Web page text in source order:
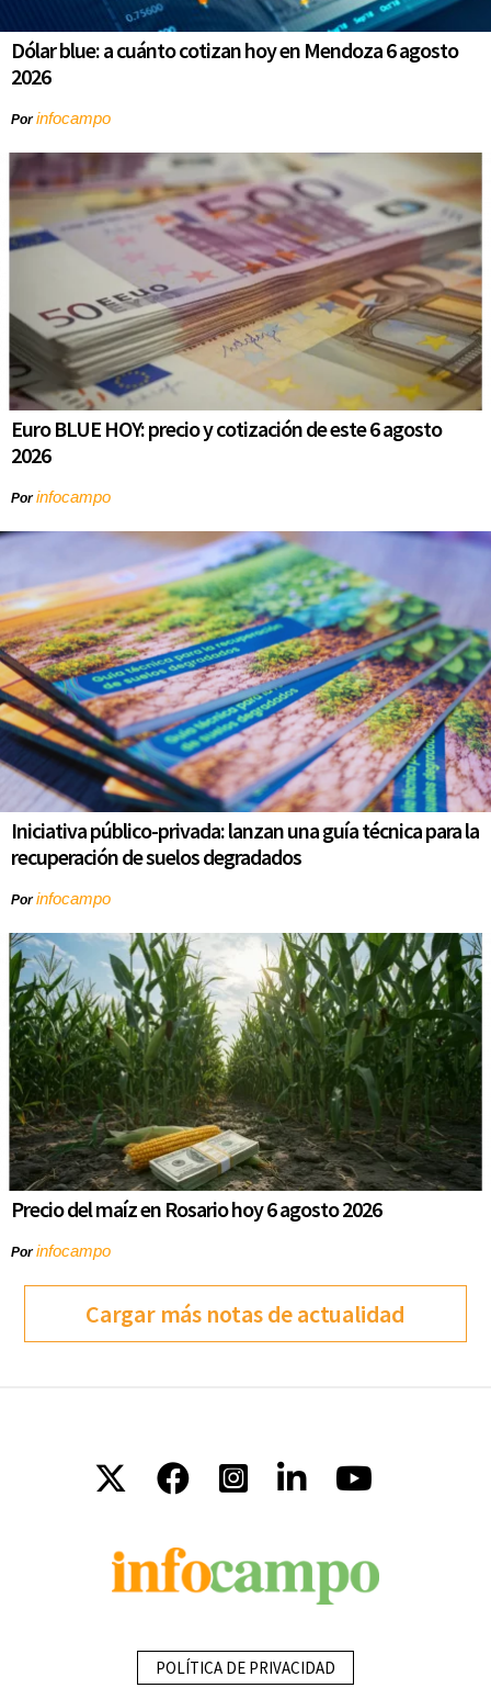
Dólar blue: a cuánto cotizan hoy en Mendoza 6 agosto
2026
Porinfocampo
Euro BLUE HOY: precio y cotización de este 6 agosto
2026
Porinfocampo
Iniciativa público-privada: lanzan una guía técnica para la
recuperación de suelos degradados
Porinfocampo
Precio del maíz en Rosario hoy 6 agosto 2026
Porinfocampo
Cargar más notas de actualidad
POLÍTICA DE PRIVACIDAD